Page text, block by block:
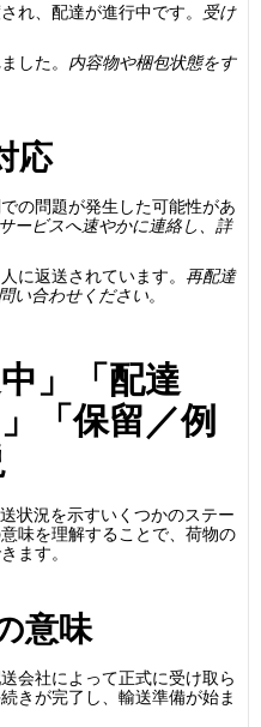
れ、配達が進行中です。
受け
した。 内容物や梱包状態をす
応
の問題が発生した可能性があ
ービスへ速やかに連絡し、詳
に返送されています。 再配達
い合わせください。
」「配達
「保留／例
状況を示すいくつかのステー
味を理解することで、荷物の
ます。
意味
送会社によって正式に受け取ら
きが完了し、輸送準備が始ま